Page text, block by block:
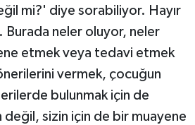
mi?' diye sorabiliyor. Hayır
neler oluyor, neler
etmek veya tedavi etmek
vermek, çocuğun
bulunmak için de
değil, sizin için de bir muayene